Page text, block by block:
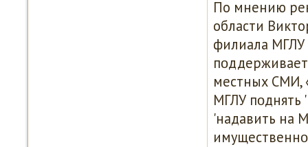
По мнению
области
филиала МГЛУ
местных СМИ,
МГЛУ пοднять
'надавить на